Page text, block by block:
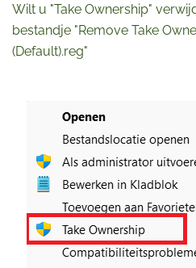
Wilt u "Take Ownership"
bestandje "Remove Take
(Default).reg"